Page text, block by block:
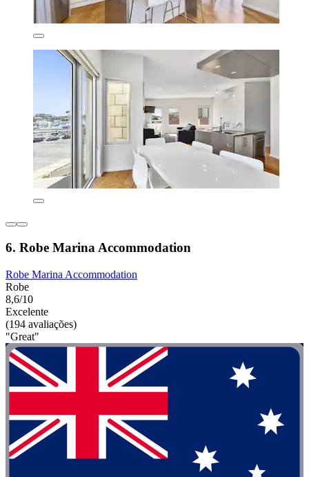
6. Robe Marina Accommodation
Robe Marina Accommodation
Robe
8,6/10
Excelente
(194 avaliações)
"Great"